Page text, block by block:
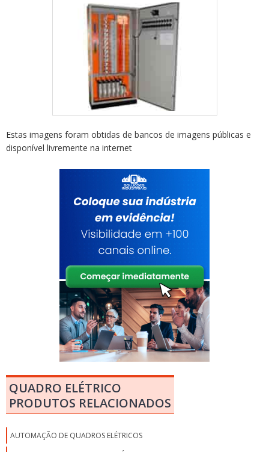
Estas imagens foram obtidas de bancos de imagens públicas e
disponível livremente na internet
QUADRO ELÉTRICO
PRODUTOS RELACIONADOS
AUTOMAÇÃO DE QUADROS ELÉTRICOS